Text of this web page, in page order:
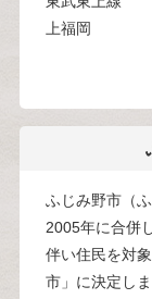
上福岡
ふじみ野市（
2005年に合併
伴い住民を対
市」に決定し